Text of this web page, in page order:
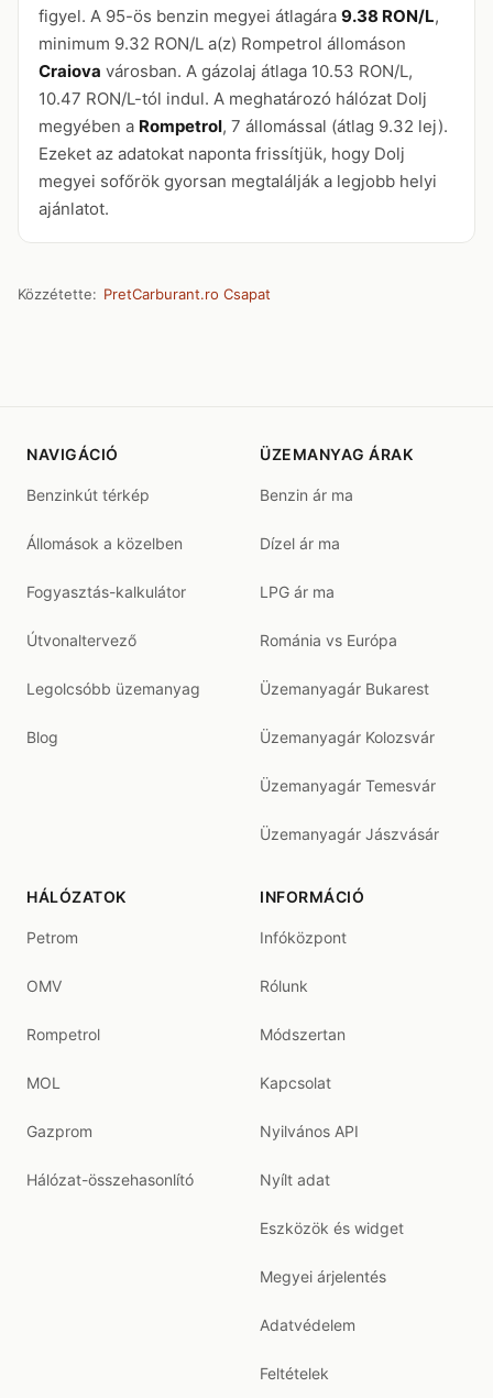
figyel. A 95-ös benzin megyei átlagára 9.38 RON/L,
minimum 9.32 RON/L a(z) Rompetrol állomáson
Craiova városban. A gázolaj átlaga 10.53 RON/L,
10.47 RON/L-tól indul. A meghatározó hálózat Dolj
megyében a Rompetrol, 7 állomással (átlag 9.32 lej).
Ezeket az adatokat naponta frissítjük, hogy Dolj
megyei sofőrök gyorsan megtalálják a legjobb helyi
ajánlatot.
Közzétette: PretCarburant.ro Csapat
NAVIGÁCIÓ
Benzinkút térkép
Állomások a közelben
Fogyasztás-kalkulátor
Útvonaltervező
Legolcsóbb üzemanyag
Blog
ÜZEMANYAG ÁRAK
Benzin ár ma
Dízel ár ma
LPG ár ma
Románia vs Európa
Üzemanyagár Bukarest
Üzemanyagár Kolozsvár
Üzemanyagár Temesvár
Üzemanyagár Jászvásár
HÁLÓZATOK
Petrom
OMV
Rompetrol
MOL
Gazprom
Hálózat-összehasonlító
INFORMÁCIÓ
Infóközpont
Rólunk
Módszertan
Kapcsolat
Nyilvános API
Nyílt adat
Eszközök és widget
Megyei árjelentés
Adatvédelem
Feltételek